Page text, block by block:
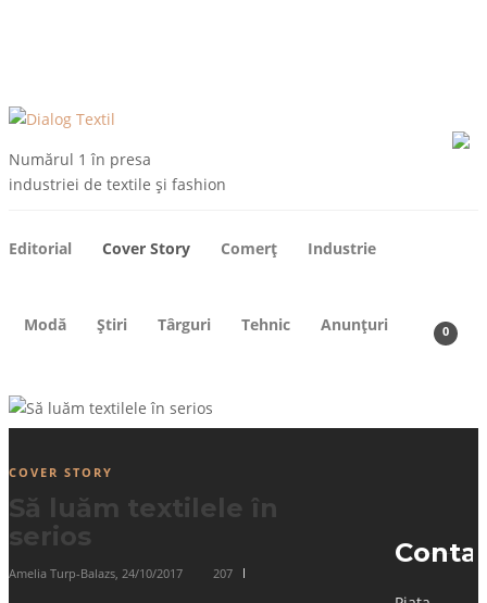
Numărul 1 în presa
industriei de textile și fashion
Editorial Cover Story Comerț Industrie
Modă Știri Târguri Tehnic Anunțuri 0
COVER STORY
Să luăm textilele în
serios
Amelia Turp-Balazs, 24/10/2017 207